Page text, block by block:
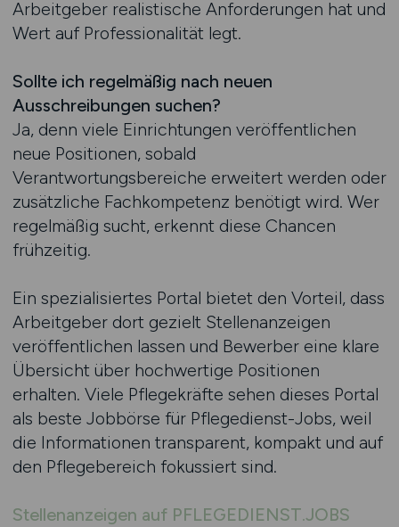
Arbeitgeber realistische Anforderungen hat und
Wert auf Professionalität legt.
Sollte ich regelmäßig nach neuen
Ausschreibungen suchen?
Ja, denn viele Einrichtungen veröffentlichen
neue Positionen, sobald
Verantwortungsbereiche erweitert werden oder
zusätzliche Fachkompetenz benötigt wird. Wer
regelmäßig sucht, erkennt diese Chancen
frühzeitig.
Ein spezialisiertes Portal bietet den Vorteil, dass
Arbeitgeber dort gezielt Stellenanzeigen
veröffentlichen lassen und Bewerber eine klare
Übersicht über hochwertige Positionen
erhalten. Viele Pflegekräfte sehen dieses Portal
als beste Jobbörse für Pflegedienst-Jobs, weil
die Informationen transparent, kompakt und auf
den Pflegebereich fokussiert sind.
Stellenanzeigen auf PFLEGEDIENST.JOBS